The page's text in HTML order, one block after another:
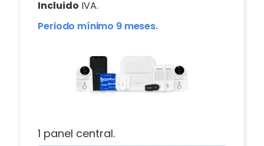
Incluido IVA.
Periodo mínimo 9 meses.
1 panel central.